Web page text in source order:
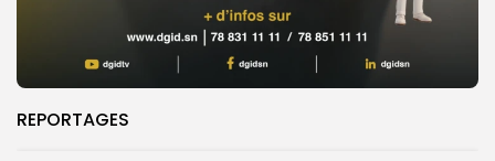
REPORTAGES